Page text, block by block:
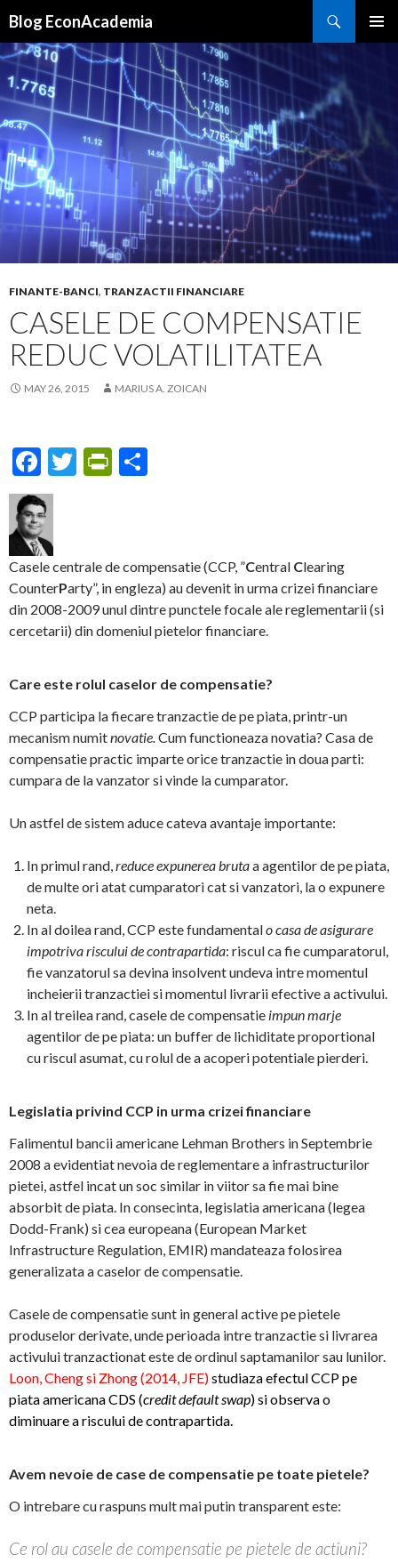
Blog EconAcademia
TO
CONTENT
FINANTE-BANCI, TRANZACTII FINANCIARE
CASELE DE COMPENSATIE
REDUC VOLATILITATEA
MAY 26, 2015 MARIUS A. ZOICAN
F
ac
e
b
o
o
k
T
Pr
e
n
dl
Casele centrale de compensatie (CCP, ”Central Clearing
CounterParty”, in engleza) au devenit in urma crizei financiare
din 2008-2009 unul dintre punctele focale ale reglementarii (si
cercetarii) din domeniul pietelor financiare.
Care este rolul caselor de compensatie?
CCP participa la fiecare tranzactie de pe piata, printr-un
mecanism numitnovatie.Cum functioneaza novatia? Casa de
compensatie practic imparte orice tranzactie in doua parti:
cumpara de la vanzator si vinde la cumparator.
Un astfel de sistem aduce cateva avantaje importante:
In primul rand,reduce expunerea brutaa agentilor de pe piata,
de multe ori atat cumparatori cat si vanzatori, la o expunere
neta.
In al doilea rand, CCP este fundamentalo casa de asigurare
impotriva riscului de contrapartida: riscul ca fie cumparatorul,
fie vanzatorul sa devina insolvent undeva intre momentul
incheierii tranzactiei si momentul livrarii efective a activului.
In al treilea rand, casele de compensatie impun marje
agentilor de pe piata: un buffer de lichiditate proportional
cu riscul asumat, cu rolul de a acoperi potentiale pierderi.
Legislatia privind CCP in urma crizei financiare
Falimentul bancii americane Lehman Brothers in Septembrie
2008 a evidentiat nevoia de reglementare a infrastructurilor
pietei, astfel incat un soc similar in viitor sa fie mai bine
absorbit de piata. In consecinta, legislatia americana (legea
Dodd-Frank) si cea europeana (European Market
Infrastructure Regulation, EMIR) mandateaza folosirea
generalizata a caselor de compensatie.
Casele de compensatie sunt in general active pe pietele
produselor derivate, unde perioada intre tranzactie si livrarea
activului tranzactionat este de ordinul saptamanilor sau lunilor.
Loon, Cheng si Zhong (2014, JFE)studiaza efectul CCP pe
piata americana CDS (credit default swap) si observa o
diminuare a riscului de contrapartida.
Avem nevoie de case de compensatie pe toate pietele?
O intrebare cu raspuns mult mai putin transparent este:
Ce rol au casele de compensatie pe pietele de actiuni?